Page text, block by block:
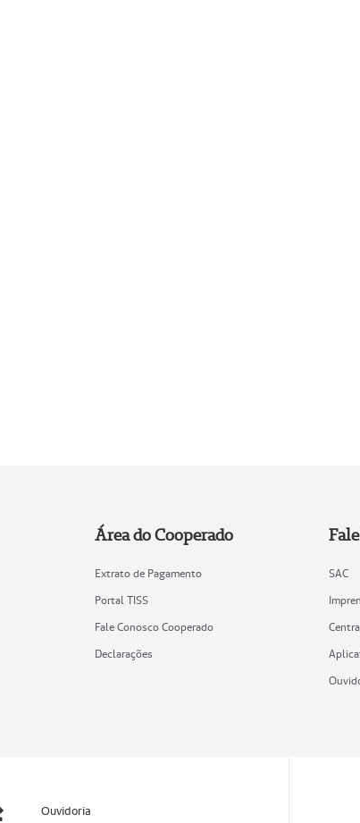
Área do Cooperado
Extrato de Pagamento
Portal TISS
Fale Conosco Cooperado
Declarações
SAC
Ouvidoria